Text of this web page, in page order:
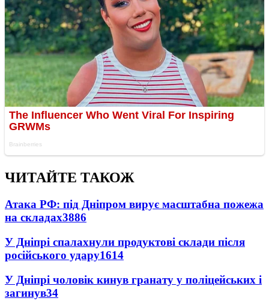
ЧИТАЙТЕ ТАКОЖ
Атака РФ: під Дніпром вирує масштабна пожежа
на складах3886
У Дніпрі спалахнули продуктові склади після
російського удару1614
У Дніпрі чоловік кинув гранату у поліцейських і
загинув34